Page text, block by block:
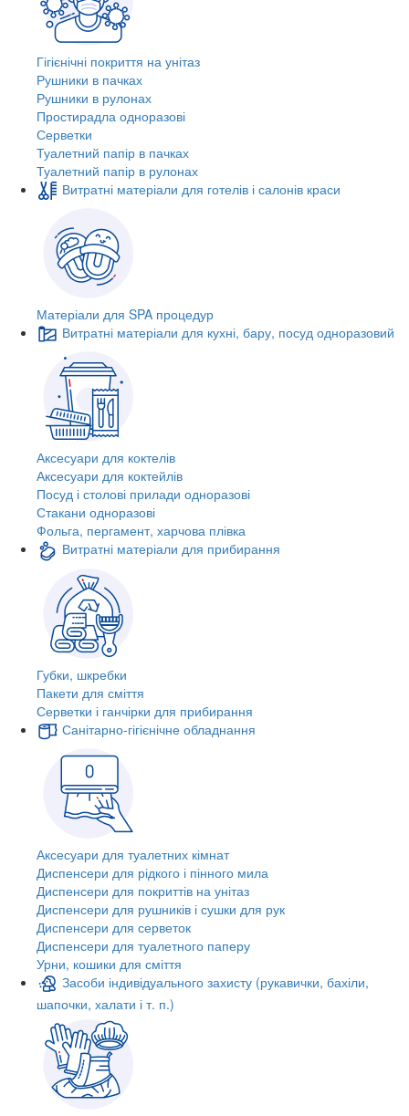
Гігієнічні покриття на унітаз
Рушники в пачках
Рушники в рулонах
Простирадла одноразові
Серветки
Туалетний папір в пачках
Туалетний папір в рулонах
Витратні матеріали для готелів і салонів краси
Матеріали для SPA процедур
Витратні матеріали для кухні, бару, посуд одноразовий
Аксесуари для коктелів
Аксесуари для коктейлів
Посуд і столові прилади одноразові
Стакани одноразові
Фольга, пергамент, харчова плівка
Витратні матеріали для прибирання
Губки, шкребки
Пакети для сміття
Серветки і ганчірки для прибирання
Санітарно-гігієнічне обладнання
Аксесуари для туалетних кімнат
Диспенсери для рідкого і пінного мила
Диспенсери для покриттів на унітаз
Диспенсери для рушників і сушки для рук
Диспенсери для серветок
Диспенсери для туалетного паперу
Урни, кошики для сміття
Засоби індивідуального захисту (рукавички, бахіли,
шапочки, халати і т. п.)